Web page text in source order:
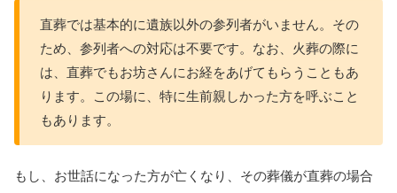
直葬では基本的に遺族以外の参列者がいません。その
ため、参列者への対応は不要です。なお、火葬の際に
は、直葬でもお坊さんにお経をあげてもらうこともあ
ります。この場に、特に生前親しかった方を呼ぶこと
もあります。
もし、お世話になった方が亡くなり、その葬儀が直葬の場合